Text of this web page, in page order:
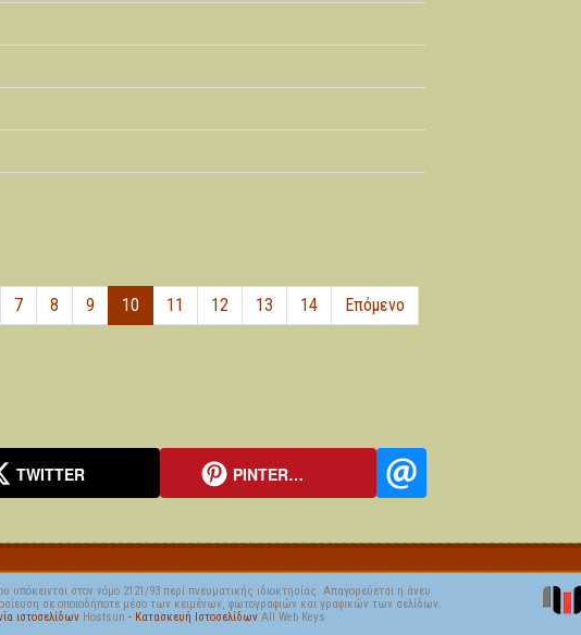
7 8 9 10 11 12 13 14
Επόμενο
TWITTER PINTER…
υπόκεινται στον νόμο 2121/93 περί πνευματικής ιδιοκτησίας. Απαγορεύεται η άνευ
σε οποιοδήποτε μέσο των κειμένων, φωτογραφιών και γραφικών των σελίδων.
ιστοσελίδων Hostsun - Κατασκευή Ιστοσελίδων All Web Keys